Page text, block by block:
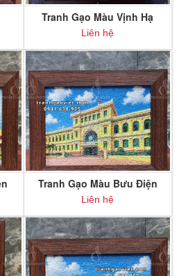
Tranh Gạo Màu Vịnh Hạ
Long để bàn
Liên hệ
Tranh Gạo Màu Bưu Điện
Sài Gòn để bàn
Liên hệ